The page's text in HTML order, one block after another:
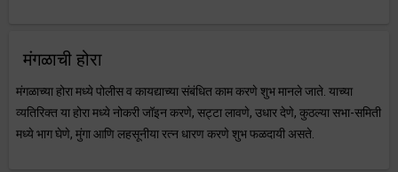
मंगळाची होरा
मंगळाच्या होरा मध्ये पोलीस व कायद्याच्या संबंधित काम करणे शुभ मानले जाते. याच्या
व्यतिरिक्त या होरा मध्ये नोकरी जॉइन करणे, सट्टा लावणे, उधार देणे, कुठल्या सभा-समिती
मध्ये भाग घेणे, मुंगा आणि लहसूनीया रत्न धारण करणे शुभ फळदायी असते.